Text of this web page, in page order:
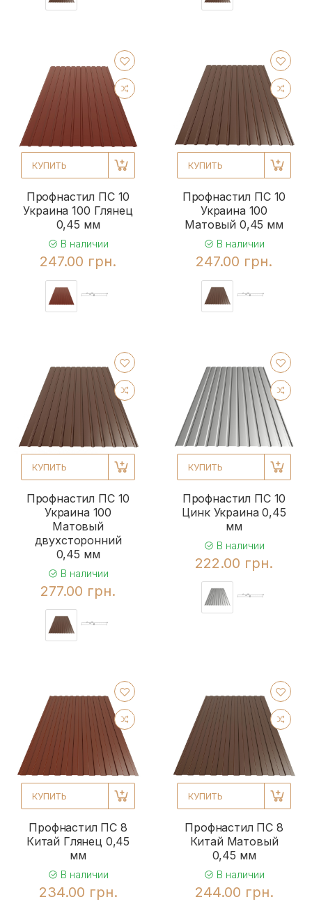
КУПИТЬ
Профнастил ПС 10
Украина 100 Глянец
0,45 мм
В наличии
247.00 грн.
КУПИТЬ
Профнастил ПС 10
Украина 100
Матовый 0,45 мм
В наличии
247.00 грн.
КУПИТЬ
Профнастил ПС 10
Украина 100
Матовый
двухсторонний
0,45 мм
В наличии
277.00 грн.
КУПИТЬ
Профнастил ПС 10
Цинк Украина 0,45
мм
В наличии
222.00 грн.
КУПИТЬ
Профнастил ПС 8
Китай Глянец 0,45
мм
В наличии
234.00 грн.
КУПИТЬ
Профнастил ПС 8
Китай Матовый
0,45 мм
В наличии
244.00 грн.